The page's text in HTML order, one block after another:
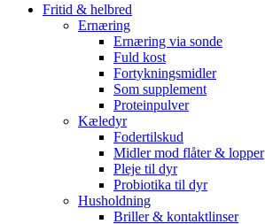
Fritid & helbred
Ernæring
Ernæring via sonde
Fuld kost
Fortykningsmidler
Som supplement
Proteinpulver
Kæledyr
Fodertilskud
Midler mod flåter & lopper
Pleje til dyr
Probiotika til dyr
Husholdning
Briller & kontaktlinser